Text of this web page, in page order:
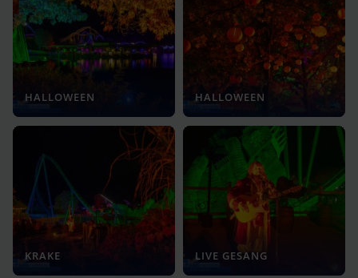
HALLOWEEN HALLOWEEN
KRAKE LIVE GESANG